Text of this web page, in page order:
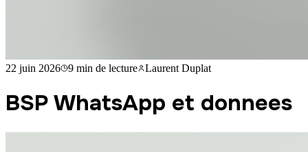
22 juin 2026 9 min de lecture Laurent Duplat
BSP WhatsApp et donnees